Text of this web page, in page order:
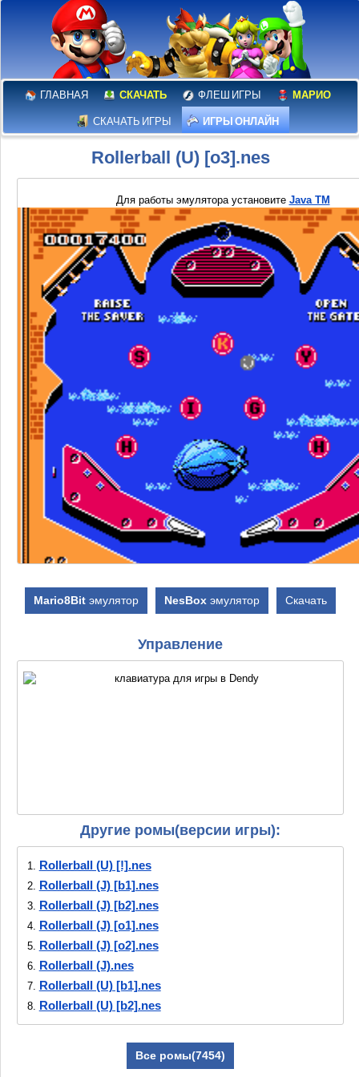
ГЛАВНАЯ СКАЧАТЬ ФЛЕШ ИГРЫ МАРИО
СКАЧАТЬ ИГРЫ ИГРЫ ОНЛАЙН
Rollerball (U) [o3].nes
Для работы эмулятора установите Java TM
Mario8Bit эмулятор NesBox эмулятор Скачать
Управление
Другие ромы(версии игры):
1. Rollerball (U) [!].nes
2. Rollerball (J) [b1].nes
3. Rollerball (J) [b2].nes
4. Rollerball (J) [o1].nes
5. Rollerball (J) [o2].nes
6. Rollerball (J).nes
7. Rollerball (U) [b1].nes
8. Rollerball (U) [b2].nes
9.Rollerball (U) [b3].nes
Rollerball (U) [o1].nes
Rollerball (U) [o2].nes
Все ромы(7454)